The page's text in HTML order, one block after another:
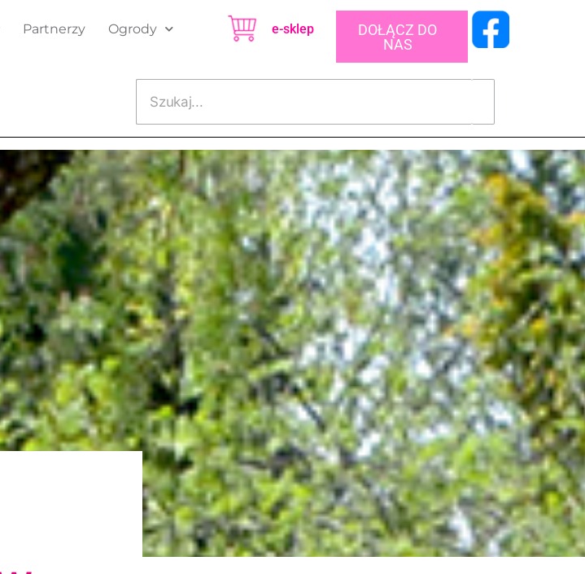
Partnerzy Ogrody e-sklep
DOŁĄCZ DO
NAS